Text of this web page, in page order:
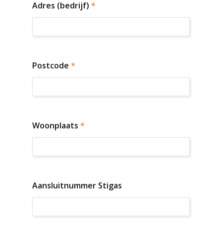
Adres (bedrijf) *
Postcode *
Woonplaats *
Aansluitnummer Stigas